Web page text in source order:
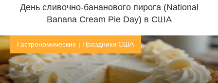
День сливочно-бананового пирога (National
Banana Cream Pie Day) в США
Гастрономические | Праздники США